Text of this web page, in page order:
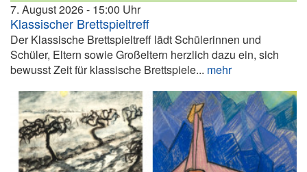
7. August 2026 15:00
Klassischer Brettspieltreff
Der Klassische Brettspieltreff lädt Schülerinnen und
Schüler, Eltern sowie Großeltern herzlich dazu ein, sich
bewusst Zeit für klassische Brettspiele... mehr